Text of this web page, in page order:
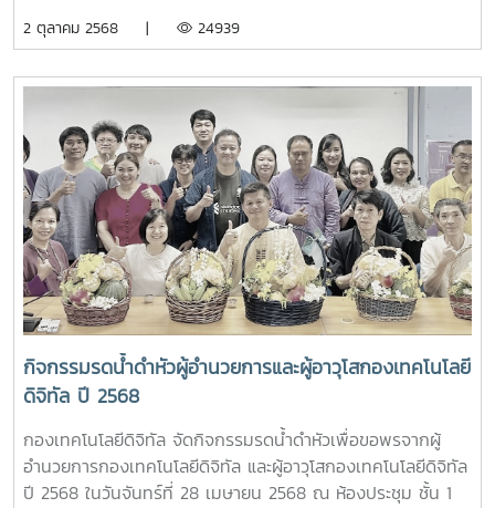
เกิดประโยชน์สูงสุดในการปฏิบัติงานจริง โครงการดังกล่าวจัดขึ้น
มหาวิทยาลัยแม่โจ้ โดยมีเป้าหมายเพื่อส่งเสริมศักยภาพของ
บุคลากรด้านการใช้เทคโนโลยีดิจิทัลและปัญญาประดิษฐ์ อันจะนำ
ไปสู่การยกระดับการบริหารจัดการและการจัดการศึกษาของ
มหาวิทยาลัยให้มีประสิทธิภาพ ทันสมัย และพร้อมรองรับการ
เปลี่ยนแปลงในยุคดิจิทัลอย่างยั่งยืน
เพื่อพัฒนาระบบเครือข่ายสื่อสารโทรคมนาคมร่วมกัน โดยได้รับ
มหาวิทยาลัยแม่โจ้ และ นายธนากร ทองใบ ผู้ช่วยกรรมการผู้
จัดการใหญ่กลุ่มขายและปฏิบัติการลูกค้าภาคเหนือ บริษัท
โทรคมนาคมแห่งชาติ จำกัด (มหาชน) เป็นผู้แทนลงนามทั้งสอง
ฝ่าย ทั้งนี้ มีผู้บริหารของทั้งสองหน่วยงาน ร่วมเป็นพยาน ณ
ห้องประชุมรวงผึ้ง ชั้น 5 อาคารสำนักงานมหาวิทยาลัย
มหาวิทยาลัยแม่โจ้
2 ตุลาคม 2568 | 24939
กิจกรรมรดน้ำดำหัวผู้อำนวยการและผู้อาวุโสกองเทคโนโลยี
ดิจิทัล ปี 2568
กองเทคโนโลยีดิจิทัล จัดกิจกรรมรดน้ำดำหัวเพื่อขอพรจากผู้
อำนวยการกองเทคโนโลยีดิจิทัล และผู้อาวุโสกองเทคโนโลยีดิจิทัล
ปี 2568 ในวันจันทร์ที่ 28 เมษายน 2568 ณ ห้องประชุม ชั้น 1